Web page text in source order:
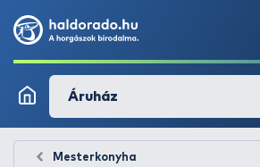
Áruház
Mesterkonyha